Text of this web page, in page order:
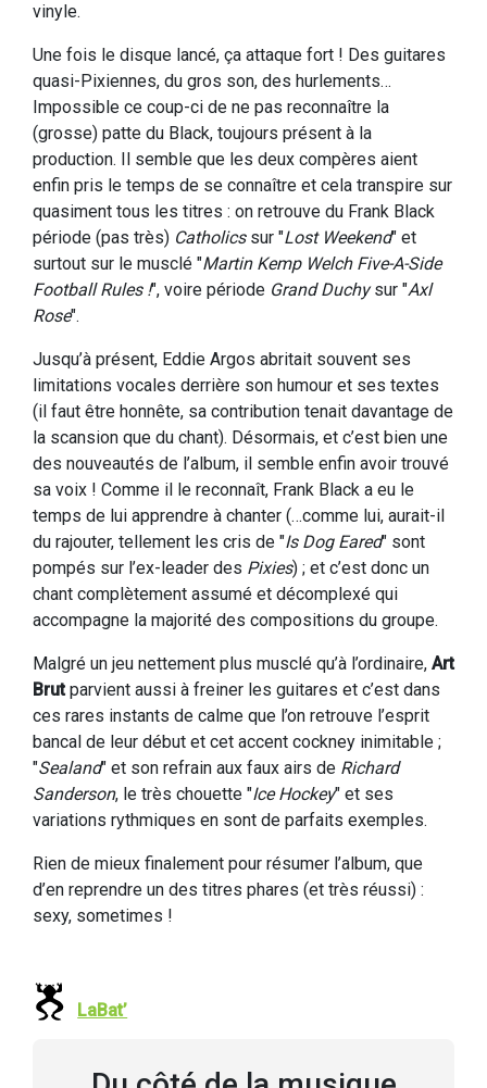
vinyle.
Une fois le disque lancé, ça attaque fort ! Des guitares
quasi-Pixiennes, du gros son, des hurlements…
Impossible ce coup-ci de ne pas reconnaître la
(grosse) patte du Black, toujours présent à la
production. Il semble que les deux compères aient
enfin pris le temps de se connaître et cela transpire sur
quasiment tous les titres : on retrouve du Frank Black
période (pas très) Catholicssur "Lost Weekend" et
surtout sur le musclé "Martin Kemp Welch Five-A-Side
Football Rules !", voire période Grand Duchysur "Axl
Rose".
Jusqu’à présent, Eddie Argos abritait souvent ses
limitations vocales derrière son humour et ses textes
(il faut être honnête, sa contribution tenait davantage de
la scansion que du chant). Désormais, et c’est bien une
des nouveautés de l’album, il semble enfin avoir trouvé
sa voix ! Comme il le reconnaît, Frank Black a eu le
temps de lui apprendre à chanter (…comme lui, aurait-il
du rajouter, tellement les cris de "Is Dog Eared" sont
pompés sur l’ex-leader des Pixies) ; et c’est donc un
chant complètement assumé et décomplexé qui
accompagne la majorité des compositions du groupe.
Malgré un jeu nettement plus musclé qu’à l’ordinaire, Art
Brutparvient aussi à freiner les guitares et c’est dans
ces rares instants de calme que l’on retrouve l’esprit
bancal de leur début et cet accent cockney inimitable ;
"Sealand" et son refrain aux faux airs de Richard
Sanderson, le très chouette "Ice Hockey" et ses
variations rythmiques en sont de parfaits exemples.
Rien de mieux finalement pour résumer l’album, que
d’en reprendre un des titres phares (et très réussi) :
sexy, sometimes !
LaBat’